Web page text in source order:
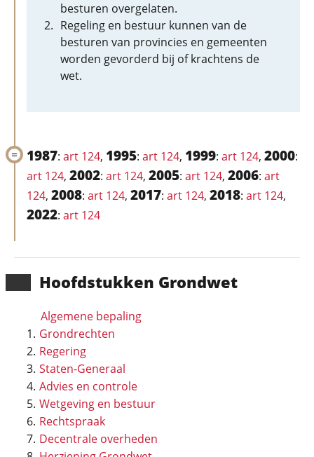
Hoofd­stukken Grondwet
Algemene bepaling
Grondrechten
Regering
Staten-Generaal
Advies en controle
Wetgeving en bestuur
Rechtspraak
Decentrale overheden
besturen overgelaten.
Regeling en bestuur kunnen van de
besturen van provincies en gemeenten
worden gevorderd bij of krachtens de
wet.
1987: art 124, 1995: art 124, 1999: art 124, 2000:
art 124, 2002: art 124, 2005: art 124, 2006: art
124, 2008: art 124, 2017: art 124, 2018: art 124,
2022: art 124